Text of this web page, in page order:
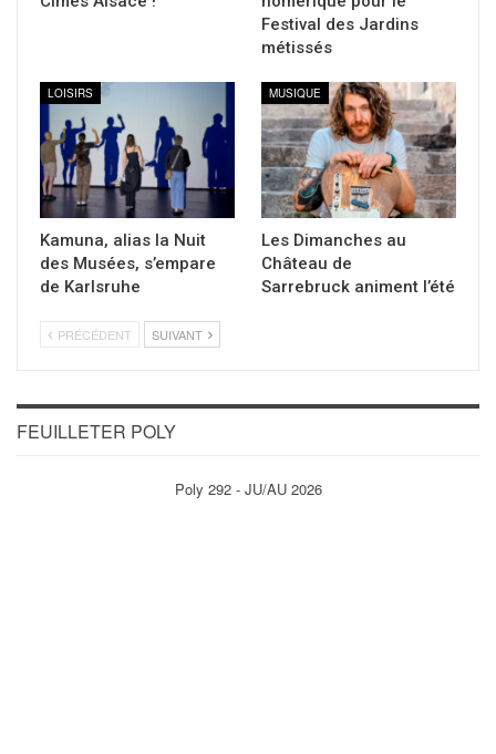
Festival des Jardins
métissés
LOISIRS
Kamuna, alias la Nuit
des Musées, s’empare
de Karlsruhe
MUSIQUE
Les Dimanches au
Château de
Sarrebruck animent l’été
PRÉCÉDENT SUIVANT
FEUILLETER POLY
Poly 292 - JU/AU 2026